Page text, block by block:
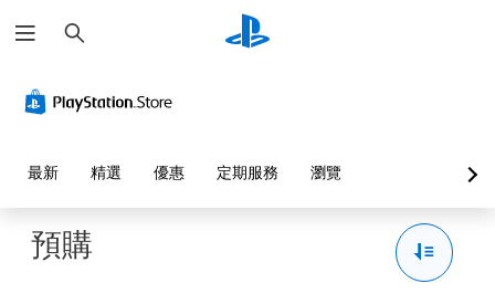
尋
最新 精選 優惠 定期服務 瀏覽
預購